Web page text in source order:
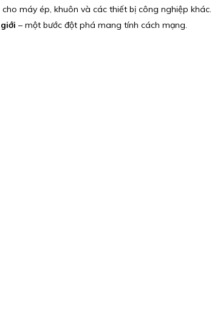
máy ép, khuôn và các thiết bị công nghiệp khác.
– một bước đột phá mang tính cách mạng.